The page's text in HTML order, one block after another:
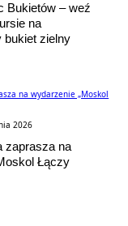
Bukietów – weź
na
bukiet zielny
na wydarzenie „Moskol
2026
zaprasza na
Łączy